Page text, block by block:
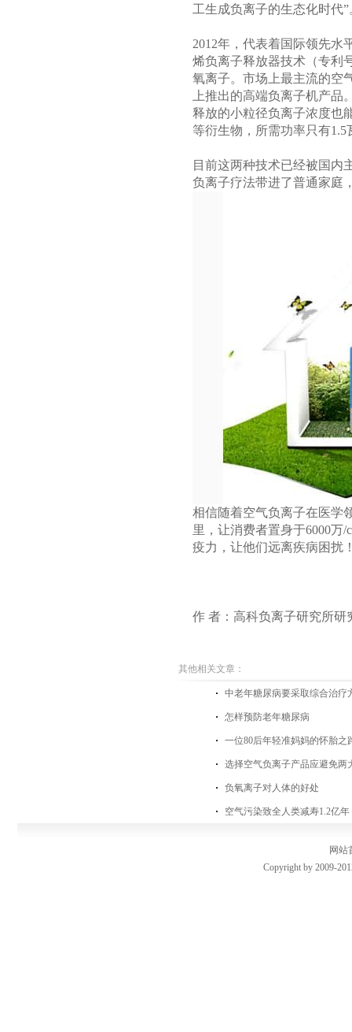
工生成负离子的生态化时代”
2012年，代表着国际领先水
烯负离子释放器技术（专利
氧离子。市场上最主流的空
上推出的高端负离子机产
释放的小粒径负离子浓度也
等衍生物，所需功率只有
目前这两种技术已经被国内
负离子疗法带进了普通家庭
相信随着空气负离子在医学
里，让消费者置身于6000万
疫力，让他们远离疾病困扰
作 者：高科负离子研究所研
其他相关文章：
中老年糖尿病要采取综合治疗
怎样预防老年糖尿病
一位80后年轻准妈妈的怀胎之
选择空气负离子产品应避免两
负氧离子对人体的好处
空气污染致全人类减寿1.2亿
网站
Copyright by 2009-